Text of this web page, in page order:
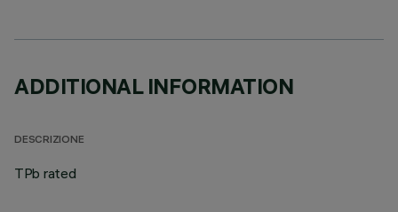
ADDITIONAL INFORMATION
DESCRIZIONE
TPb rated